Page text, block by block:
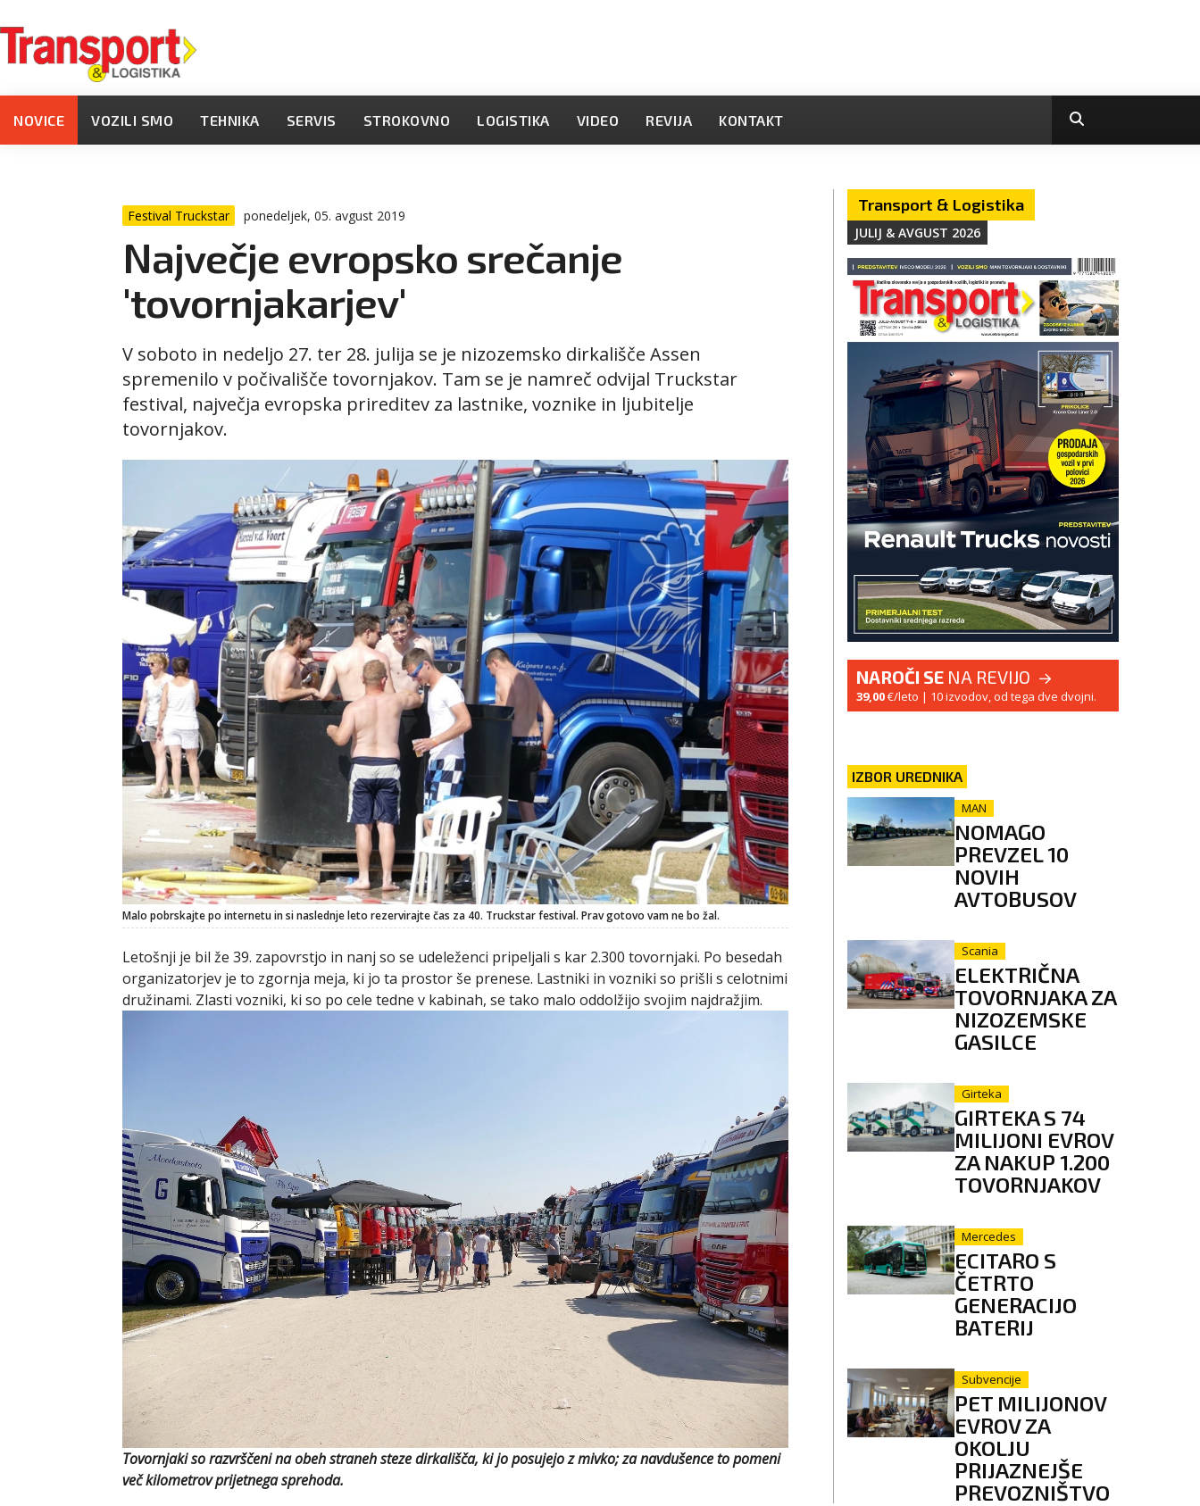
NOVICE VOZILI SMO TEHNIKA SERVIS STROKOVNO LOGISTIKA VIDEO REVIJA KONTAKT
Festival Truckstar ponedeljek, 05. avgust 2019
Največje evropsko srečanje
'tovornjakarjev'
V soboto in nedeljo 27. ter 28. julija se je nizozemsko dirkališče Assen
spremenilo v počivališče tovornjakov. Tam se je namreč odvijal Truckstar
festival, največja evropska prireditev za lastnike, voznike in ljubitelje
tovornjakov.
Malo pobrskajte po internetu in si naslednje leto rezervirajte čas za 40. Truckstar festival. Prav gotovo vam ne bo žal.
Letošnji je bil že 39. zapovrstjo in nanj so se udeleženci pripeljali s kar 2.300 tovornjaki. Po besedah
organizatorjev je to zgornja meja, ki jo ta prostor še prenese. Lastniki in vozniki so prišli s celotnimi
družinami. Zlasti vozniki, ki so po cele tedne v kabinah, se tako malo oddolžijo svojim najdražjim.
Tovornjaki so razvrščeni na obeh straneh steze dirkališča, ki jo posujejo z mivko; za navdušence to pomeni
več kilometrov prijetnega sprehoda.
Transport & Logistika
JULIJ & AVGUST 2026
NAROČI SE NA REVIJO
39,00€/leto | 10 izvodov, od tega dve dvojni.
IZBOR UREDNIKA
MAN
NOMAGO
PREVZEL 10
NOVIH
AVTOBUSOV
Scania
ELEKTRIČNA
TOVORNJAKA ZA
NIZOZEMSKE
GASILCE
Girteka
GIRTEKA S 74
MILIJONI EVROV
ZA NAKUP 1.200
TOVORNJAKOV
Mercedes
ECITARO S
ČETRTO
GENERACIJO
BATERIJ
Subvencije
PET MILIJONOV
EVROV ZA
OKOLJU
PRIJAZNEJŠE
PREVOZNIŠTVO